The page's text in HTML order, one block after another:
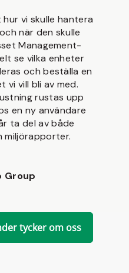
vi skulle hantera
när den skulle
Management-
se vilka enheter
och beställa en
vi vill bli av med.
rustas upp
en ny användare
ta del av både
miljörapporter.
Group
tycker om oss